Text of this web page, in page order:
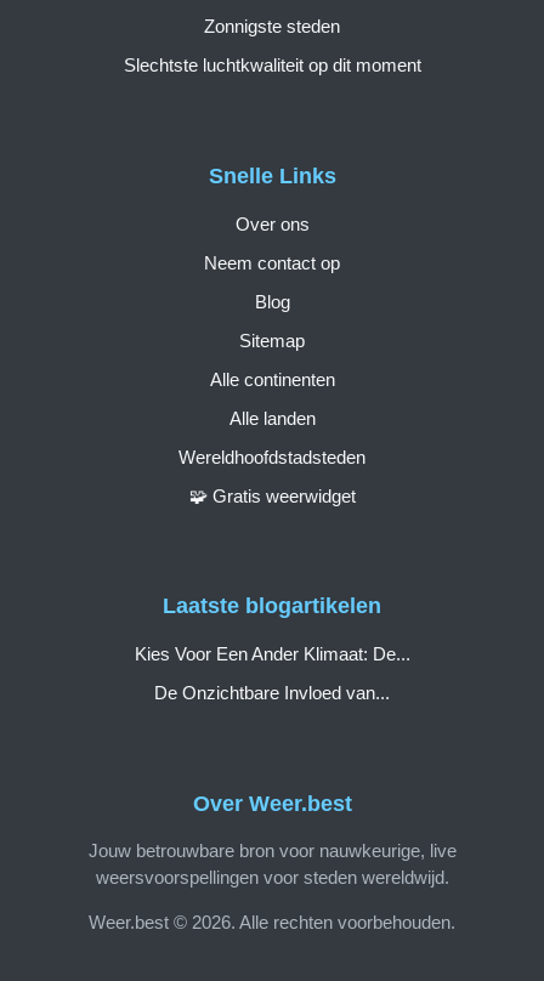
Over Weer.best
Jouw betrouwbare bron voor nauwkeurige, live
weersvoorspellingen voor steden wereldwijd.
Weer.best © 2026. Alle rechten voorbehouden.
Snelle Links
Over ons
Neem contact op
Blog
Sitemap
Alle continenten
Alle landen
Wereldhoofdstadsteden
🧩 Gratis weerwidget
Zonnigste steden
Slechtste luchtkwaliteit op dit moment
Laatste blogartikelen
Kies Voor Een Ander Klimaat: De...
De Onzichtbare Invloed van...